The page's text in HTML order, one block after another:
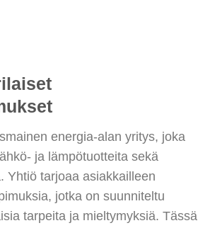
energia-alan yritys, joka
ja lämpötuotteita sekä
Yhtiö tarjoaa asiakkailleen
jotka on suunniteltu
tarpeita ja mieltymyksiä. Tässä